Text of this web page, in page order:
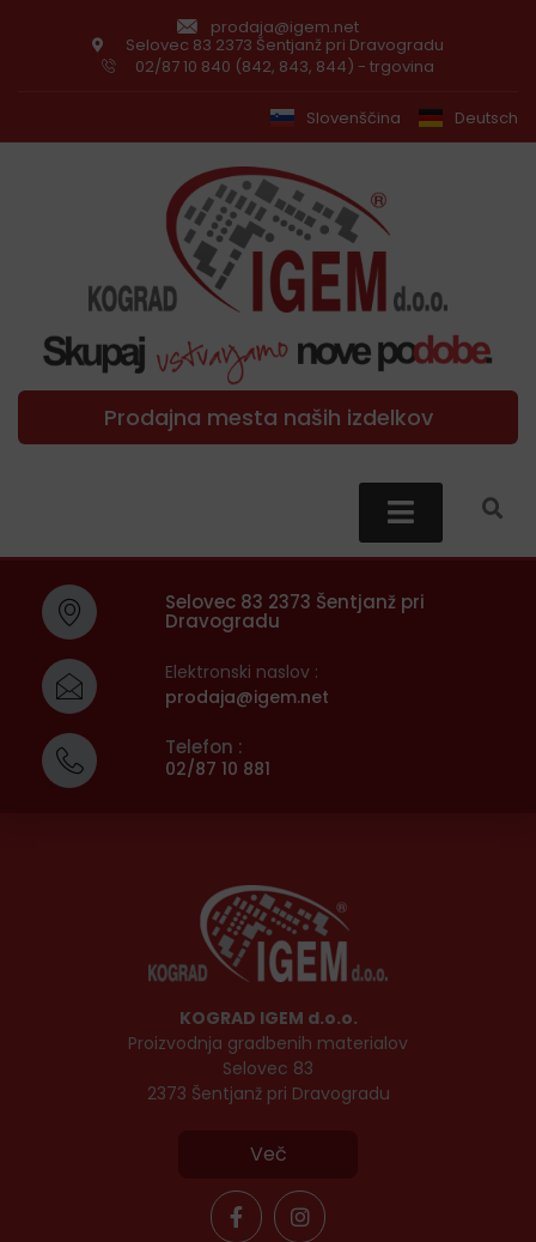
prodaja@igem.net
Selovec 83 2373 Šentjanž pri Dravogradu
02/87 10 840 (842, 843, 844) - trgovina
Slovenščina Deutsch
Prodajna mesta naših izdelkov
Selovec 83 2373 Šentjanž pri
Dravogradu
Elektronski naslov :
prodaja@igem.net
Telefon :
02/87 10 881
KOGRAD IGEM d.o.o.
Proizvodnja gradbenih materialov
Selovec 83
2373 Šentjanž pri Dravogradu
Več